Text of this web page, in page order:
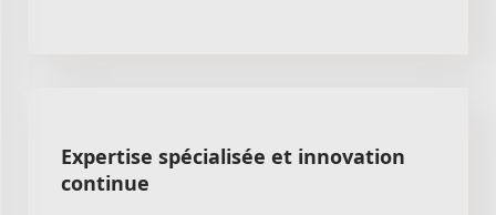
Expertise spécialisée et innovation
continue